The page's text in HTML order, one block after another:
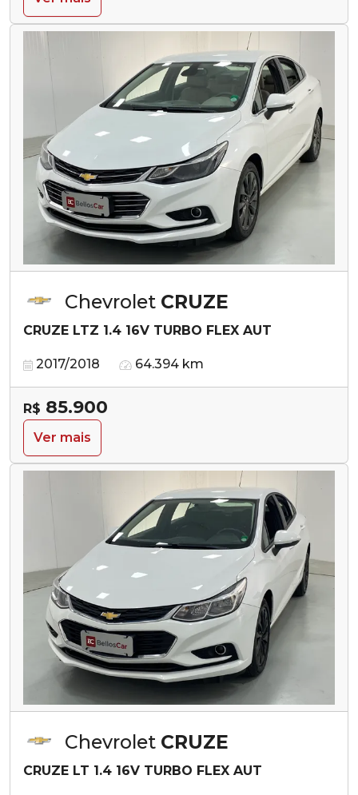
Chevrolet CRUZE
CRUZE LTZ 1.4 16V TURBO FLEX AUT
2017/2018 64.394 km
R$ 85.900
Ver mais
Chevrolet CRUZE
CRUZE LT 1.4 16V TURBO FLEX AUT